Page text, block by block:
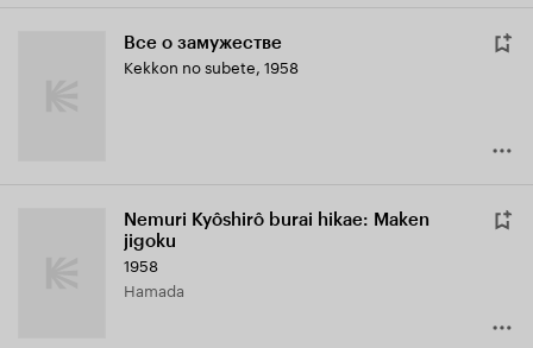
Все о замужестве
Kekkon no subete, 1958
Nemuri Kyôshirô burai hikae: Maken
jigoku
1958
Hamada